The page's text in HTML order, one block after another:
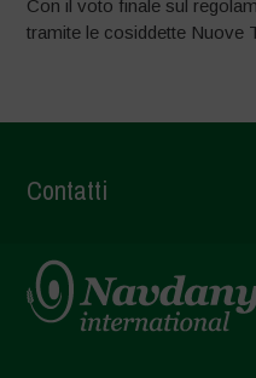
Con il voto finale sul
tramite le cosiddette Nuove
Contatti